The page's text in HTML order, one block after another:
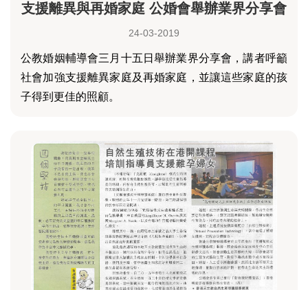
支援離異與再婚家庭 公婚會舉辦業界分享會
24-03-2019
公教婚姻輔導會三月十五日舉辦業界分享會，講者呼籲
社會加強支援離異家庭及再婚家庭，並讓這些家庭的孩
子得到更佳的照顧。